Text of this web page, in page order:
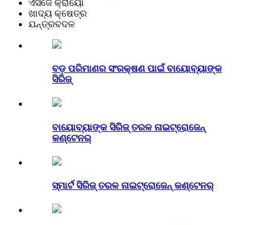
ଏସଜେ କ୍ରାୟୋ
ଖାଦ୍ୟ କ୍ଷେତ୍ର
ଯନ୍ତ୍ରବଦଳ
ବଡ଼ ପରିମାଣର ସଂରକ୍ଷଣ ପାଇଁ ବାୟୋବ୍ୟାଙ୍କ
ସିରିଜ୍
ବାୟୋବ୍ୟାଙ୍କ ସିରିଜ୍ ତରଳ ନାଇଟ୍ରୋଜେନ୍
କଣ୍ଟେନର୍
ସ୍ମାର୍ଟ ସିରିଜ୍ ତରଳ ନାଇଟ୍ରୋଜେନ୍ କଣ୍ଟେନର୍